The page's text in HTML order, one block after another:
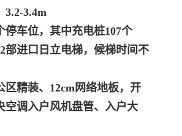
3.2-3.4m
停车位，其中充电桩107个
部进口日立电梯，候梯时间不
区精装、12cm网络地板，开
空调入户风机盘管、入户大